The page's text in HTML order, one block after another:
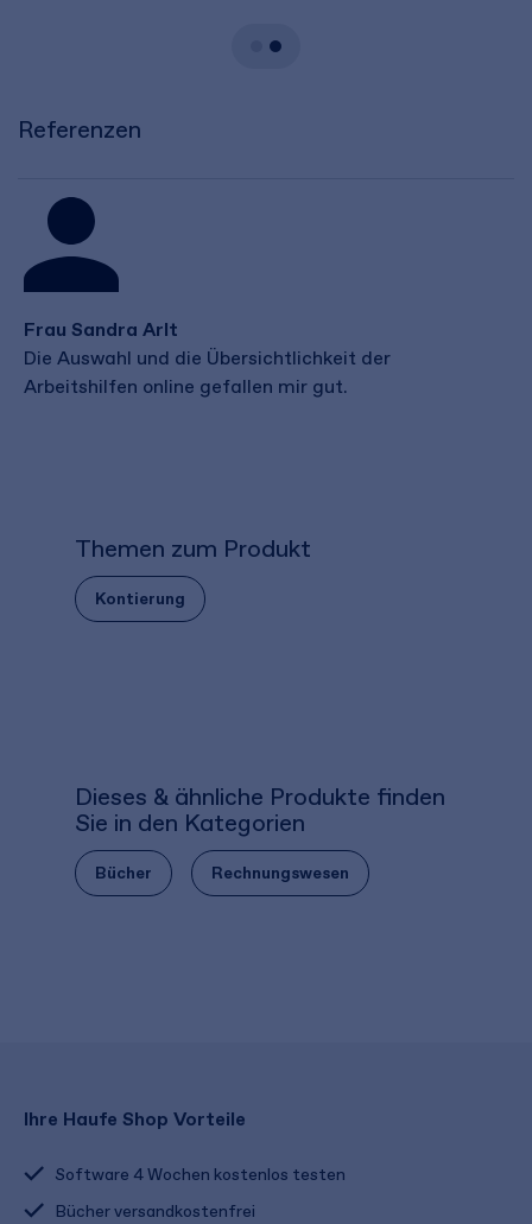
Referenzen
Frau Sandra Arlt
Die Auswahl und die Übersichtlichkeit der
Arbeitshilfen online gefallen mir gut.
Themen zum Produkt
Kontierung
Dieses & ähnliche Produkte finden
Sie in den Kategorien
Bücher Rechnungswesen
Ihre Haufe Shop Vorteile
Software 4 Wochen kostenlos testen
Bücher versandkostenfrei